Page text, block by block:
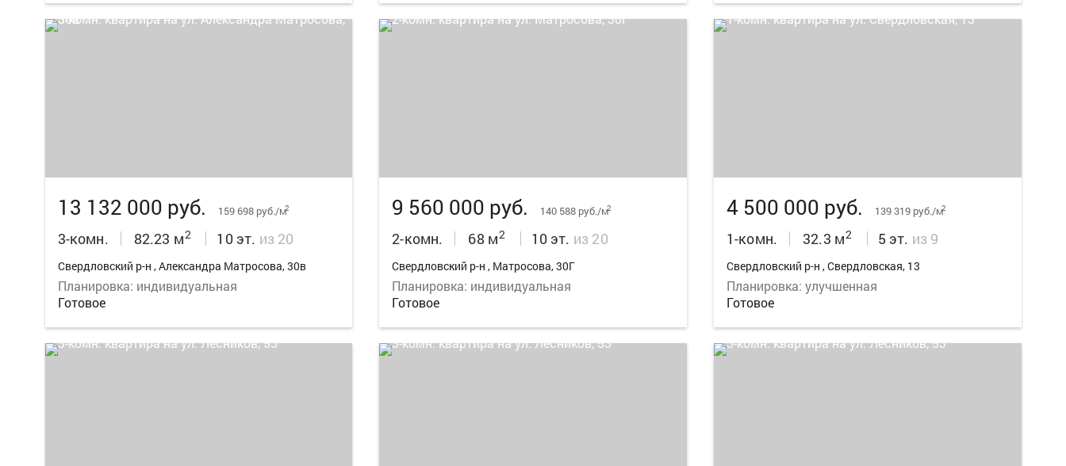
13 132 000 руб. 159 698 руб./м2
3-комн. 82.23 м2 10 эт. из 20
Свердловский р-н , Александра Матросова, 30в
Планировка: индивидуальная
Готовое
9 560 000 руб. 140 588 руб./м2
2-комн. 68 м2 10 эт. из 20
Свердловский р-н , Матросова, 30Г
Планировка: индивидуальная
Готовое
4 500 000 руб. 139 319 руб./м2
1-комн. 32.3 м2 5 эт. из 9
Свердловский р-н , Свердловская, 13
Планировка: улучшенная
Готовое